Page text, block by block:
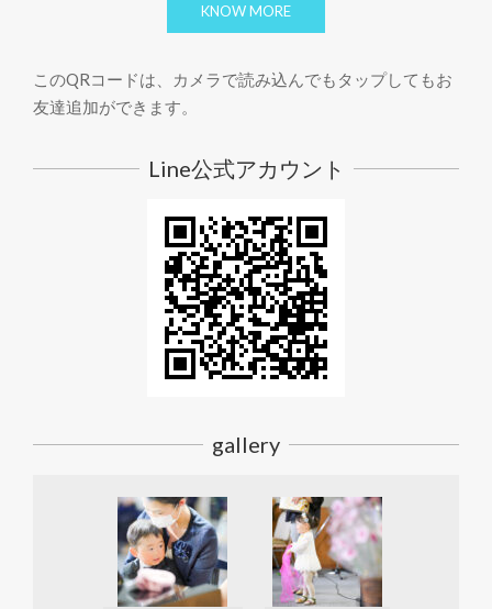
KNOW MORE
このQRコードは、カメラで読み込んでもタップしてもお
友達追加ができます。
Line公式アカウント
gallery